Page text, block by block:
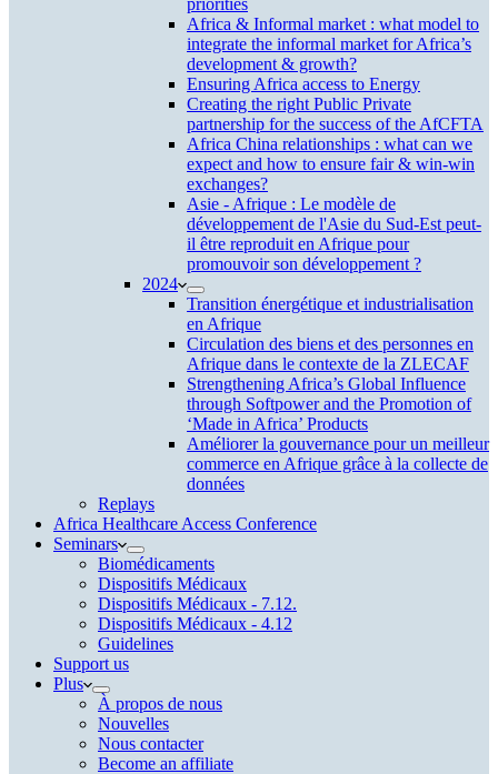
priorities
Africa & Informal market : what model to
integrate the informal market for Africa’s
development & growth?
Ensuring Africa access to Energy
Creating the right Public Private
partnership for the success of the AfCFTA
Africa China relationships : what can we
expect and how to ensure fair & win-win
exchanges?
Asie - Afrique : Le modèle de
développement de l'Asie du Sud-Est peut-
il être reproduit en Afrique pour
promouvoir son développement ?
2024
Transition énergétique et industrialisation
en Afrique
Circulation des biens et des personnes en
Afrique dans le contexte de la ZLECAF
Strengthening Africa’s Global Influence
through Softpower and the Promotion of
‘Made in Africa’ Products
Améliorer la gouvernance pour un meilleur
commerce en Afrique grâce à la collecte de
données
Replays
Africa Healthcare Access Conference
Seminars
Biomédicaments
Dispositifs Médicaux
Dispositifs Médicaux - 7.12.
Dispositifs Médicaux - 4.12
Guidelines
Support us
Plus
À propos de nous
Nouvelles
Nous contacter
Become an affiliate